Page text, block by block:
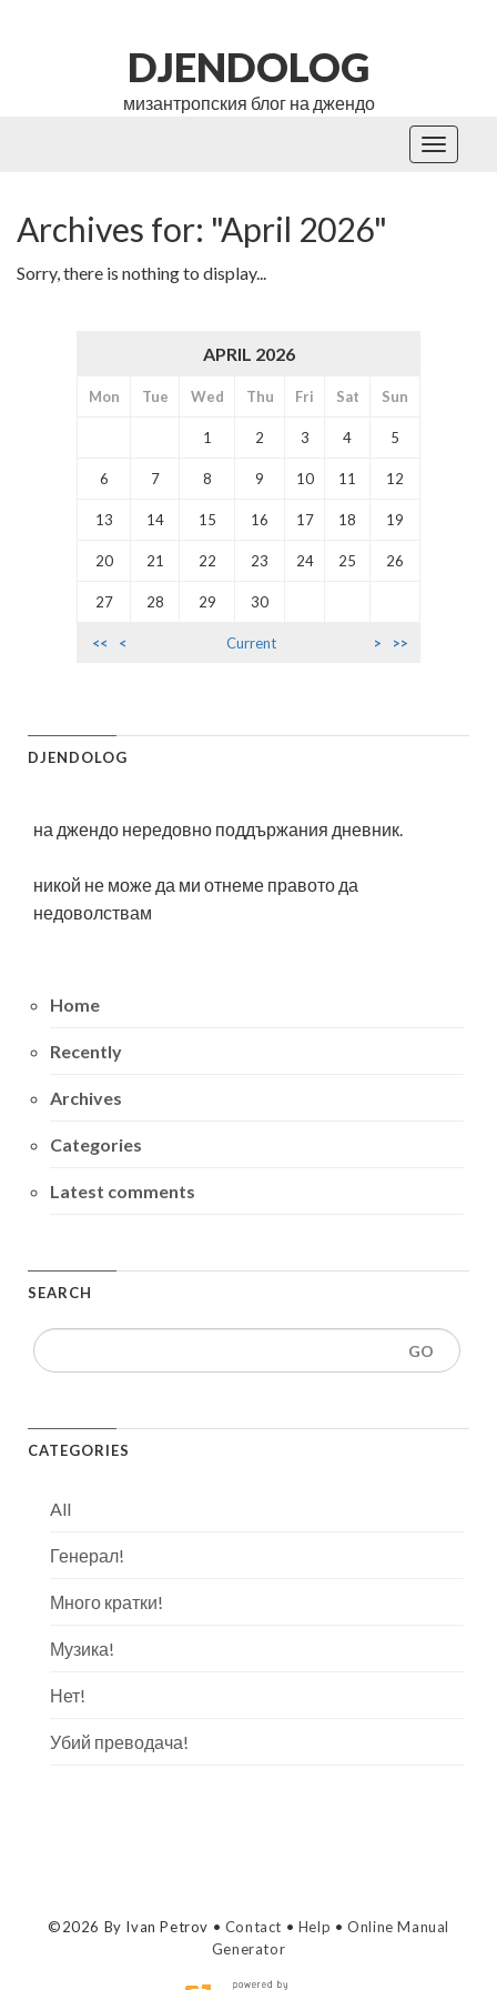
DJENDOLOG
мизантропския блог на джендо
Toggle
Archives for: "April 2026"
Sorry, there is nothing to display...
APRIL 2026
Mon Tue Wed Thu Fri Sat Sun
1 2 3 4 5
6 7 8 9 10 11 12
13 14 15 16 17 18 19
20 21 22 23 24 25 26
27 28 29 30
<< < Current > >>
DJENDOLOG
на джендо нередовно поддържания дневник.
никой не може да ми отнеме правото да
недоволствам
Home
Recently
Archives
Categories
Latest comments
SEARCH
CATEGORIES
All
Генерал!
Много кратки!
Музика!
Нет!
Убий преводача!
©2026 By Ivan Petrov • Contact • Help •Online Manual
Generator